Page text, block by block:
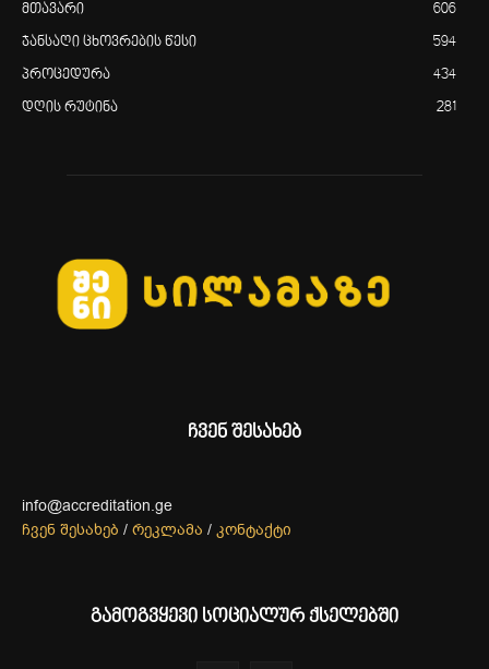
მთავარი 606
ჯანსაღი ცხოვრების წესი 594
პროცედურა 434
დღის რუტინა 281
ჩვენ შესახებ
info@accreditation.ge
ჩვენ შესახებ / რეკლამა / კონტაქტი
გამოგვყევი სოციალურ ქსელებში